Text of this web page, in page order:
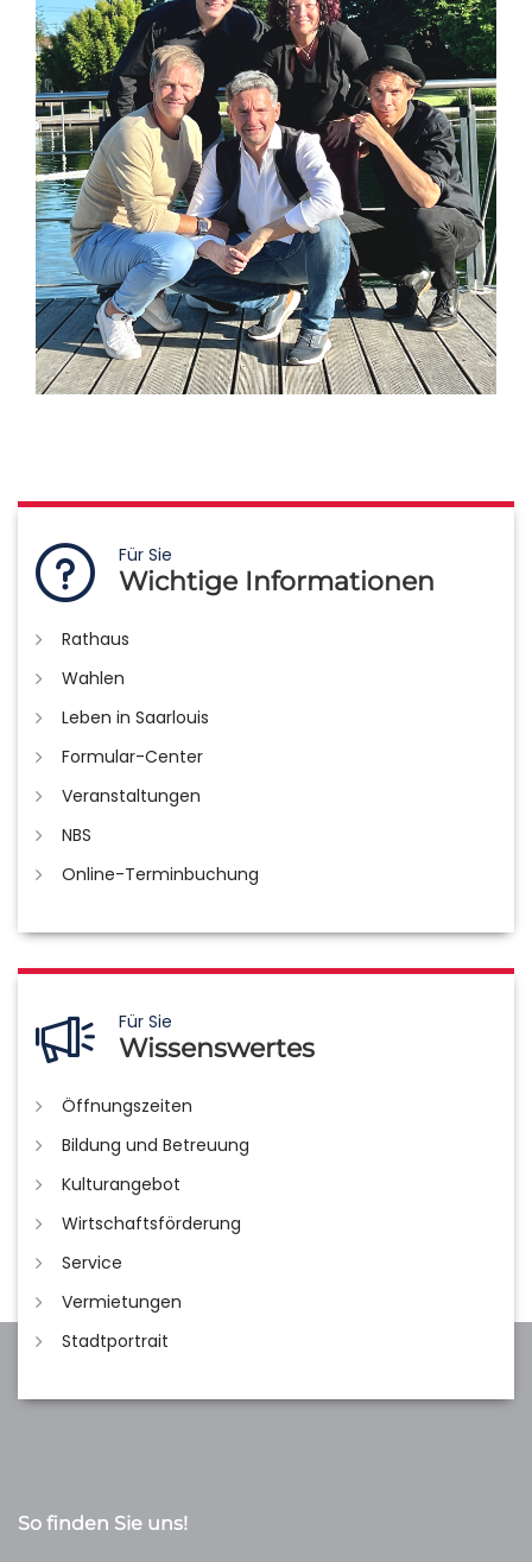
Für Sie
Wichtige Informationen
Rathaus
Wahlen
Leben in Saarlouis
Formular-Center
Veranstaltungen
NBS
Online-Terminbuchung
Für Sie
Wissenswertes
Öffnungszeiten
Bildung und Betreuung
Kulturangebot
Wirtschaftsförderung
Service
Vermietungen
Stadtportrait
So finden Sie uns!